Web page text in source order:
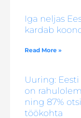
Iga neljas
kardab
Read More »
Uuring:
on
ning 87%
töökohta